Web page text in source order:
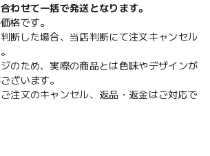
わせて一括で発送となります。
格です。
断した場合、当店判断にて注文キャンセル
のため、実際の商品とは色味やデザインが
ざいます。
注文のキャンセル、返品・返金はご対応で